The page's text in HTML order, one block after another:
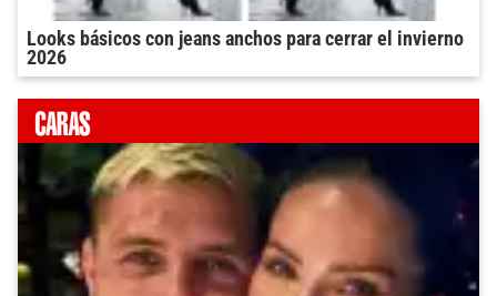
Looks básicos con jeans anchos para cerrar el invierno
2026